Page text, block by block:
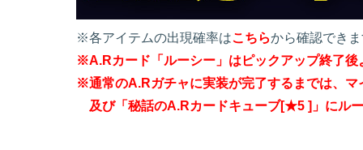
※各アイテムの出現確率はこちらから確認でき
※A.Rカード「ルーシー」はピックアップ終了
※通常のA.Rガチャに実装が完了するまでは、
及び「秘話のA.Rカードキューブ[★5 ]」にル